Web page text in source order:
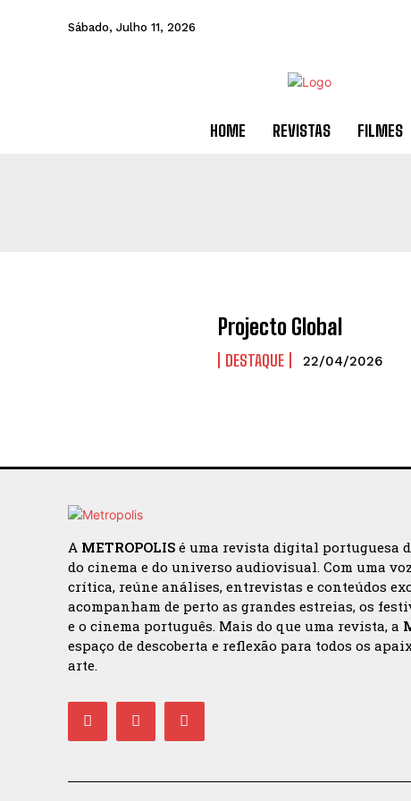
Sábado, Julho 11, 2026
HOME REVISTAS FILMES
Projecto Global
DESTAQUE 22/04/2026
A METROPOLIS é uma revista digital portuguesa
do cinema e do universo audiovisual. Com uma
crítica, reúne análises, entrevistas e conteúdos
acompanham de perto as grandes estreias, os
e o cinema português. Mais do que uma revista, a
espaço de descoberta e reflexão para todos os
arte.